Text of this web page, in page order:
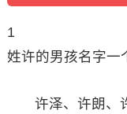
1
姓许的男孩名字一
许泽、许朗、